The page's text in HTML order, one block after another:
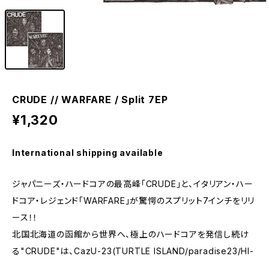
CRUDE // WARFARE / Split 7EP
¥1,320
International shipping available
ジャパニーズ・ハードコアの最高峰「CRUDE」と、イタリアン・ハー
ドコア・レジェンド「WARFARE」が驚愕のスプリット7インチをリリ
ース！！
北国北海道の函館から世界へ、極上のハードコアを発信し続け
る"CRUDE"は、CazU-23(TURTLE ISLAND/paradise23/HI-